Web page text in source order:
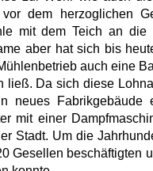
dem herzoglichen
mit dem Teich an
aber hat sich bis
auch eine
Da sich diese
Fabrikgebäude
mit einer
Stadt. Um die
Gesellen beschäftigten